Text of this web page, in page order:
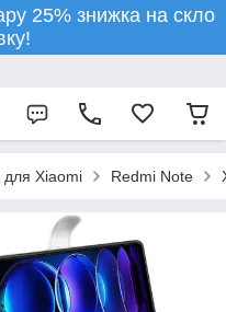
25% знижка на скло
для Xiaomi Redmi Note